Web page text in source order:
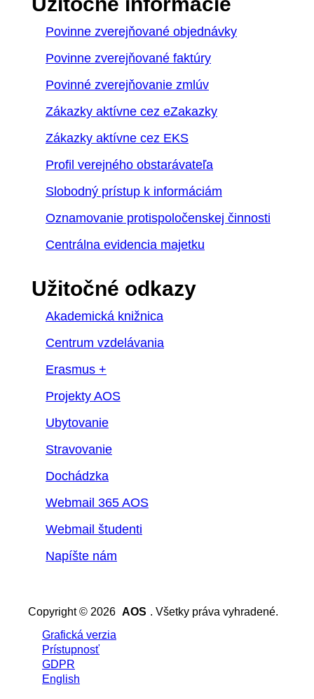
Povinne zverejňované objednávky
Povinne zverejňované faktúry
Povinné zverejňovanie zmlúv
Zákazky aktívne cez eZakazky
Zákazky aktívne cez EKS
Profil verejného obstarávateľa
Slobodný prístup k informáciám
Oznamovanie protispoločenskej činnosti
Centrálna evidencia majetku
Užitočné odkazy
Akademická knižnica
Centrum vzdelávania
Erasmus +
Projekty AOS
Ubytovanie
Stravovanie
Dochádzka
Webmail 365 AOS
Webmail študenti
Napíšte nám
Copyright © 2026 AOS . Všetky práva vyhradené.
Grafická verzia
Prístupnosť
GDPR
English